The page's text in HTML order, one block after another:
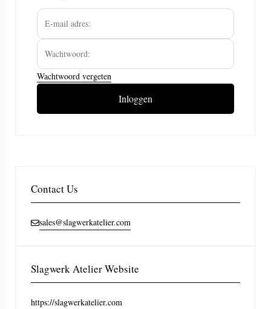
Wachtwoord vergeten
Inloggen
Contact Us
sales@slagwerkatelier.com
Slagwerk Atelier Website
https://slagwerkatelier.com